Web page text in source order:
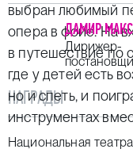
выбран любимый
опера в фойе. На
в путешествие по
где у детей есть
но и спеть, и
инструментах
ДАМИР
Дирижер-
НАГРАДЫ
Национальная